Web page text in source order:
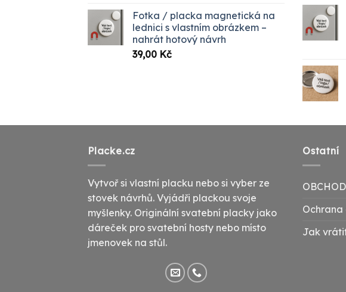
399,00 Kč
až
Fotka / placka magnetická na
lednici s vlastním obrázkem –
nahrát hotový návrh
39,00 Kč
Placke.cz
Vytvoř si vlastní placku nebo si vyber ze
stovek návrhů. Vyjádři plackou svoje
myšlenky. Originální svatební placky jako
dáreček pro svatební hosty nebo místo
jmenovek na stůl.
Ostatní
Ochrana
Jak